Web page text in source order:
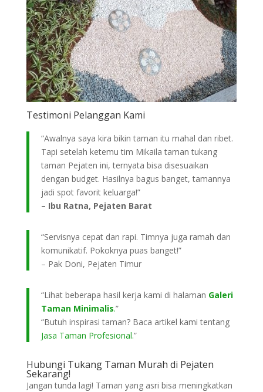
Testimoni Pelanggan Kami
“Awalnya saya kira bikin taman itu mahal dan ribet.
Tapi setelah ketemu tim Mikaila taman tukang
taman Pejaten ini, ternyata bisa disesuaikan
dengan budget. Hasilnya bagus banget, tamannya
jadi spot favorit keluarga!”
– Ibu Ratna, Pejaten Barat
“Servisnya cepat dan rapi. Timnya juga ramah dan
komunikatif. Pokoknya puas banget!”
– Pak Doni, Pejaten Timur
“Lihat beberapa hasil kerja kami di halaman Galeri
Taman Minimalis.”
“Butuh inspirasi taman? Baca artikel kami tentang
Jasa Taman Profesional.”
Hubungi Tukang Taman Murah di Pejaten
Sekarang!
Jangan tunda lagi! Taman yang asri bisa meningkatkan